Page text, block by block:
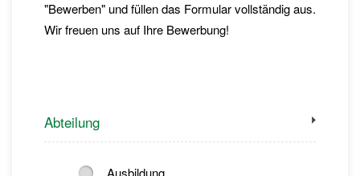
"Bewerben" und füllen das Formular vollständig aus.
Wir freuen uns auf Ihre Bewerbung!
Abteilung
Ausbildung